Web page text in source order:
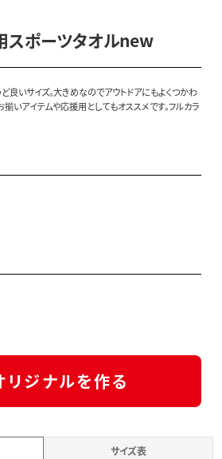
スポーツタオルnew
良いサイズ。大きめなのでアウトドアにもよくつかわ
いアイテムや応援用としてもオススメです。フルカラ
リジナルを作る
サイズ表